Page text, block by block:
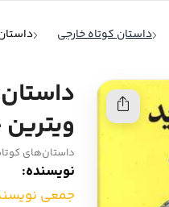
داستان کوتاه خارجی
داستان‌های کوتاه جهان 6 :
نویسنده:
جمعی